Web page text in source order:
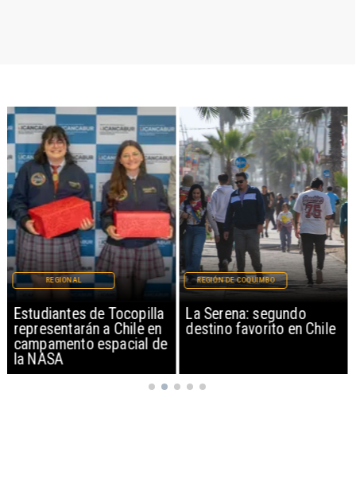
Estudiantes de Tocopilla
representarán a Chile en
campamento espacial de
la NASA
REGIONAL
La Serena: segundo
destino favorito en Chile
REGIÓN DE COQUIMBO